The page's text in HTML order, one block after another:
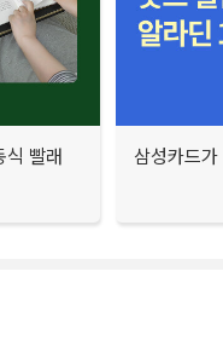
식 빨래
삼성카드